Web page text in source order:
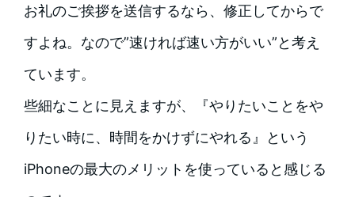
お礼のご挨拶を送信するなら、修正してからで
すよね。なので”速ければ速い方がいい”と考え
ています。
些細なことに見えますが、『やりたいことをや
りたい時に、時間をかけずにやれる』という
iPhoneの最大のメリットを使っていると感じる